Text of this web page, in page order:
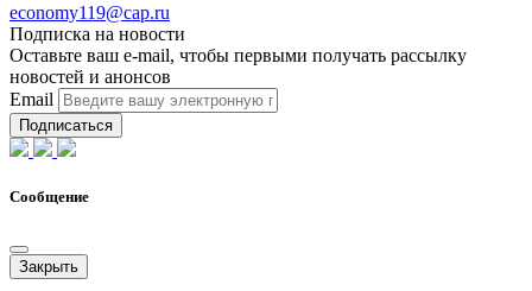
economy119@cap.ru
Подписка на новости
Оставьте ваш e-mail, чтобы первыми получать рассылку
новостей и анонсов
Email
Подписаться
Сообщение
Закрыть